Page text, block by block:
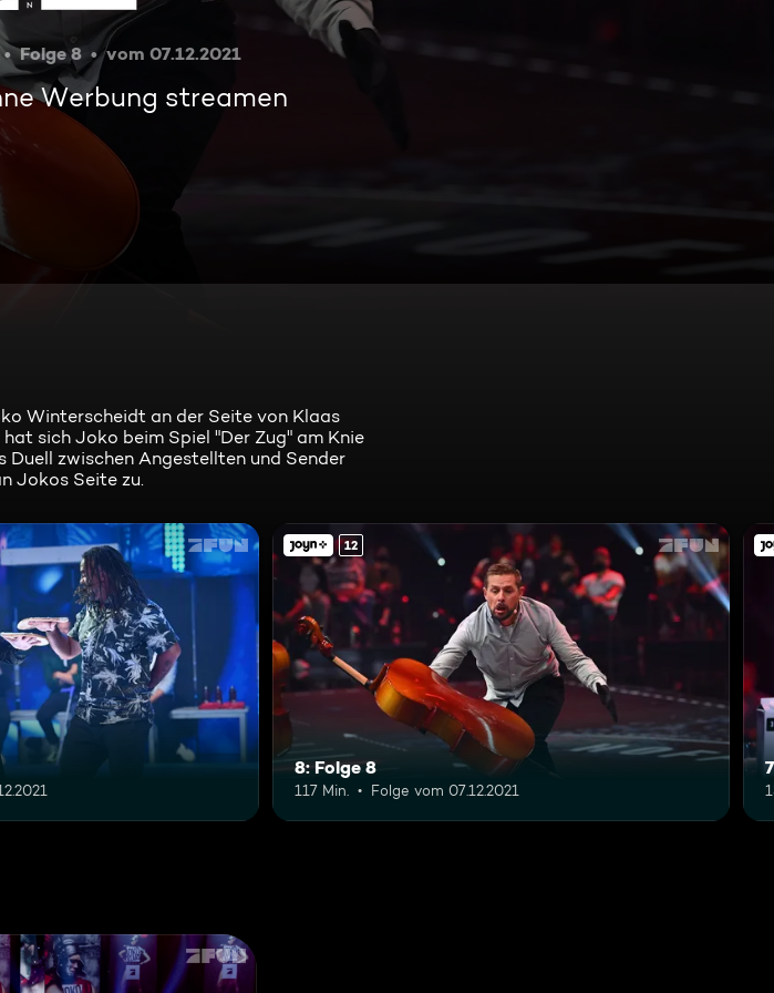
Folge 8 vom 07.12.2021
Werbung streamen
Winterscheidt an der Seite von Klaas
sich Joko beim Spiel "Der Zug" am Knie
zwischen Angestellten und Sender
Jokos Seite zu.
12
8: Folge 8
117 Min. Folge vom 07.12.2021